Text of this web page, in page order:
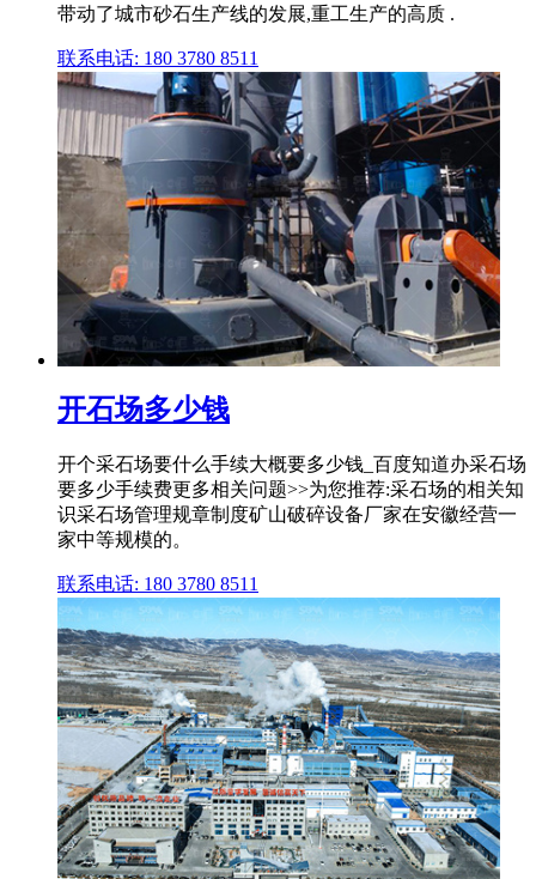
带动了城市砂石生产线的发展,重工生产的高质 .
联系电话: 180 3780 8511
开石场多少钱
开个采石场要什么手续大概要多少钱_百度知道办采石场
要多少手续费更多相关问题>>为您推荐:采石场的相关知
识采石场管理规章制度矿山破碎设备厂家在安徽经营一
家中等规模的。
联系电话: 180 3780 8511